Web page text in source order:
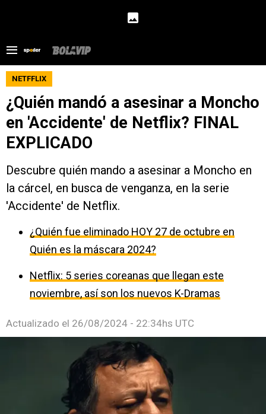
NETFFLIX
¿Quién mandó a asesinar a Moncho
en 'Accidente' de Netflix? FINAL
EXPLICADO
Descubre quién mando a asesinar a Moncho en
la cárcel, en busca de venganza, en la serie
'Accidente' de Netflix.
¿Quién fue eliminado HOY 27 de octubre en
Quién es la máscara 2024?
Netflix: 5 series coreanas que llegan este
noviembre, así son los nuevos K-Dramas
Actualizado el 26/08/2024 - 22:34hs UTC